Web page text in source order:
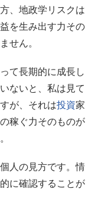
、地政学リスクは
を生み出す力その
せん。
て長期的に成長し
ないと、私は見て
が、それは投資家
稼ぐ力そのものが
人の見方です。情
に確認することが